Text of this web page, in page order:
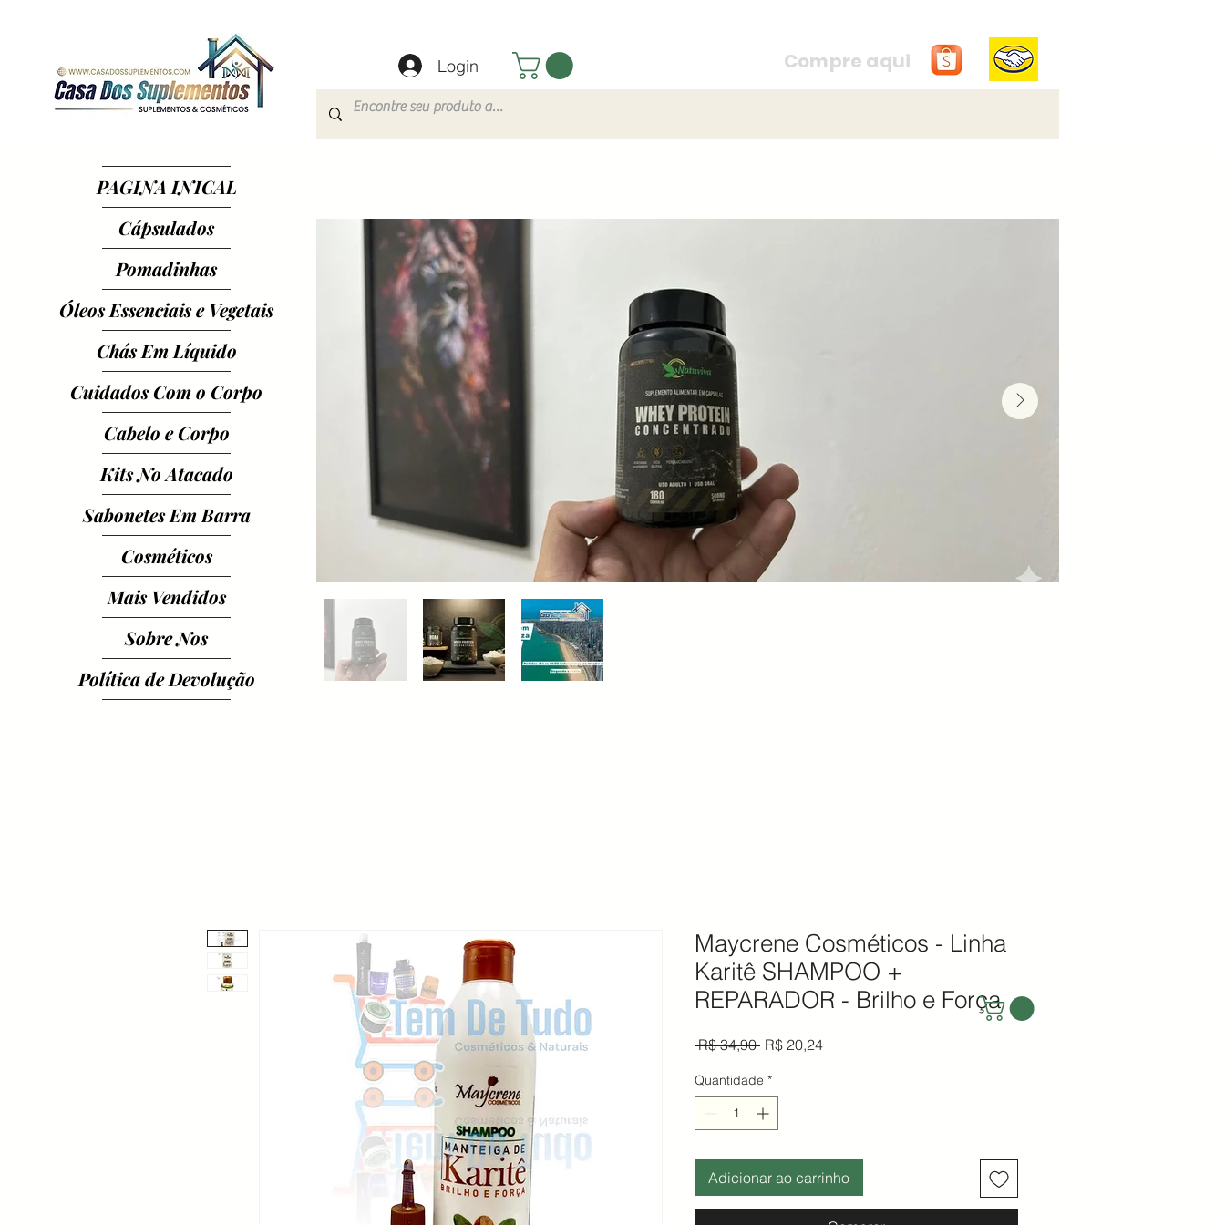
Login Compre aqui
Maycrene Cosméticos - Linha
Karitê SHAMPOO +
REPARADOR - Brilho e Força
R$ 34,90 Preço normal
R$ 20,24Preço promocional
Quantidade *
Adicionar ao carrinho
PAGINA INICAL
Cápsulados
Pomadinhas
Óleos Essenciais e Vegetais
Chás Em Líquido
Cuidados Com o Corpo
Cabelo e Corpo
Kits No Atacado
Sabonetes Em Barra
Cosméticos
Mais Vendidos
Sobre Nos
Política de Devolução